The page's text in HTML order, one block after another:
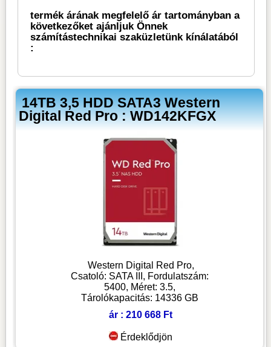
termék árának megfelelő ár tartományban a
következőket ajánljuk Önnek
számítástechnikai szaküzletünk kínálatából
:
14TB 3,5 HDD SATA3 Western
Digital Red Pro : WD142KFGX
Western Digital Red Pro,
Csatoló: SATA III, Fordulatszám:
5400, Méret: 3.5,
Tárolókapacitás: 14336 GB
ár : 210 668 Ft
Érdeklődjön